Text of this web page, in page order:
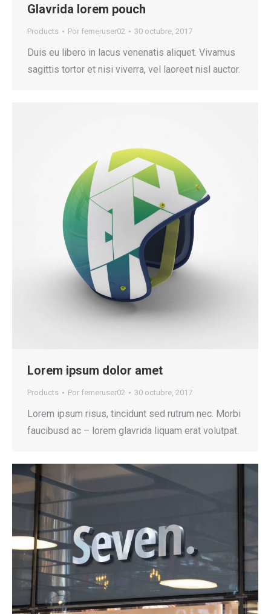
Glavrida lorem pouch
Products Por femeruser02 30 octubre, 2017
Duis eu libero in lacus venenatis aliquet. Vivamus
sagittis tortor et nisi viverra, vel laoreet nisl auctor.
Lorem ipsum dolor amet
Products Por femeruser02 30 octubre, 2017
Lorem ipsum risus, tincidunt sed rutrum nec. Morbi
faucibusd ac – lorem glavrida liquam erat volutpat.